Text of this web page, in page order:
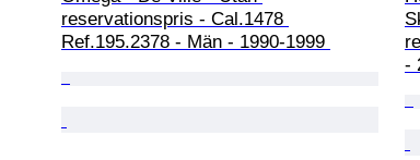
reservationspris - Cal.1478
Ref.195.2378 - Män - 1990-1999
-